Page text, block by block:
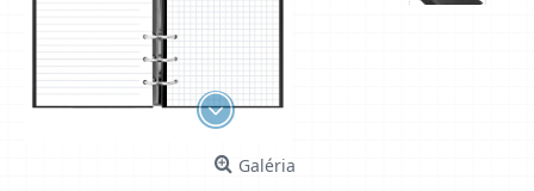
Galéria